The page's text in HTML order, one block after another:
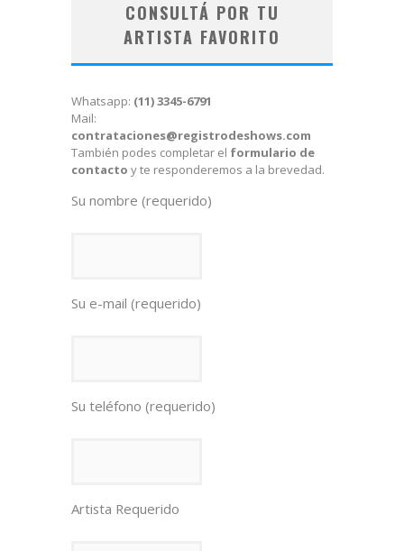
CONSULTÁ POR TU
ARTISTA FAVORITO
Whatsapp: (11) 3345-6791
Mail:
contrataciones@registrodeshows.com
También podes completar el formulario de
contacto y te responderemos a la brevedad.
Su nombre (requerido)
Su e-mail (requerido)
Su teléfono (requerido)
Artista Requerido